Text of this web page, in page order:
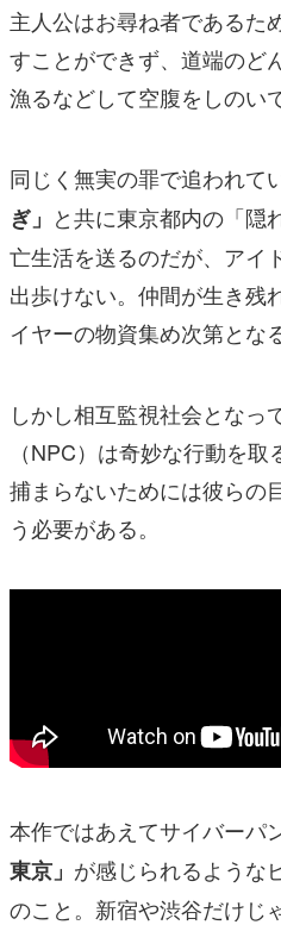
主人公はお尋ね者であるた
すことができず、道端のど
漁るなどして空腹をしのい
同じく無実の罪で追われて
ぎ」 と共に東京都内の「隠
亡生活を送るのだが、アイ
出歩けない。仲間が生き残
イヤーの物資集め次第となる
しかし相互監視社会となっ
（NPC）は奇妙な行動を
捕まらないためには彼らの
う必要がある。
本作ではあえてサイバーパ
東京」 が感じられるような
のこと。新宿や渋谷だけじ